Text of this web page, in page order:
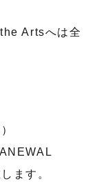
Artsへは全
ます。